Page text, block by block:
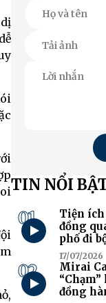
TIN NỔI
01
Tiện ích
đồng
phố đi
17/07/2026
02
Mirai
đồng